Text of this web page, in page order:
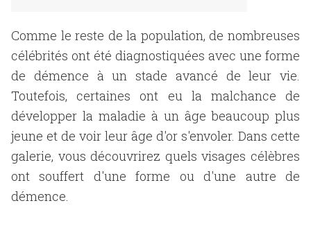
Comme le reste de la population, de nombreuses
célébrités ont été diagnostiquées avec une forme
de démence à un stade avancé de leur vie.
Toutefois, certaines ont eu la malchance de
développer la maladie à un âge beaucoup plus
jeune et de voir leur âge d'or s'envoler. Dans cette
galerie, vous découvrirez quels visages célèbres
ont souffert d'une forme ou d'une autre de
démence.